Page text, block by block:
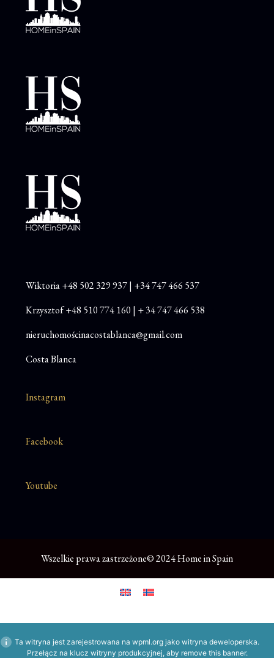
Wiktoria+48 502 329 937| +34 747 466 537
Krzysztof+48 510 774 160 | + 34 747 466 538
nieruchomościnacostablanca@gmail.com
Costa Blanca
Instagram
Facebook
Youtube
Wszelkie prawa zastrzeżone© 2024 Home in Spain
Ta witryna jest zarejestrowana na wpml.org jako witryna deweloperska.
Przełącz na klucz witryny produkcyjnej, aby remove this banner.